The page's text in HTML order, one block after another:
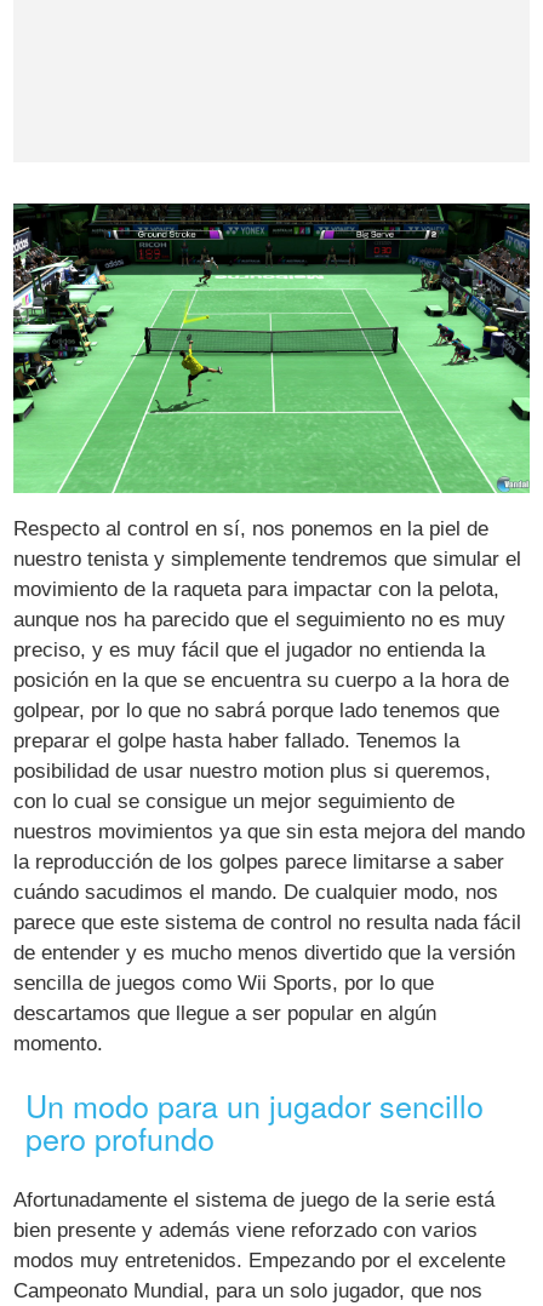
Respecto al control en sí, nos ponemos en la piel de
nuestro tenista y simplemente tendremos que simular el
movimiento de la raqueta para impactar con la pelota,
aunque nos ha parecido que el seguimiento no es muy
preciso, y es muy fácil que el jugador no entienda la
posición en la que se encuentra su cuerpo a la hora de
golpear, por lo que no sabrá porque lado tenemos que
preparar el golpe hasta haber fallado. Tenemos la
posibilidad de usar nuestro motion plus si queremos,
con lo cual se consigue un mejor seguimiento de
nuestros movimientos ya que sin esta mejora del mando
la reproducción de los golpes parece limitarse a saber
cuándo sacudimos el mando. De cualquier modo, nos
parece que este sistema de control no resulta nada fácil
de entender y es mucho menos divertido que la versión
sencilla de juegos como Wii Sports, por lo que
descartamos que llegue a ser popular en algún
momento.
Un modo para un jugador sencillo
pero profundo
Afortunadamente el sistema de juego de la serie está
bien presente y además viene reforzado con varios
modos muy entretenidos. Empezando por el excelente
Campeonato Mundial, para un solo jugador, que nos